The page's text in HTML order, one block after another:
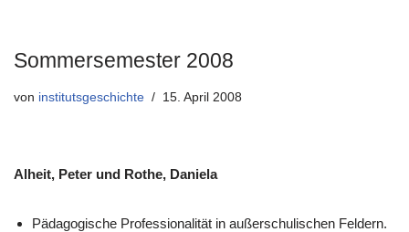
Sommersemester 2008
von institutsgeschichte 15. April 2008
Alheit, Peter und Rothe, Daniela
Pädagogische Professionalität in außerschulischen Feldern.